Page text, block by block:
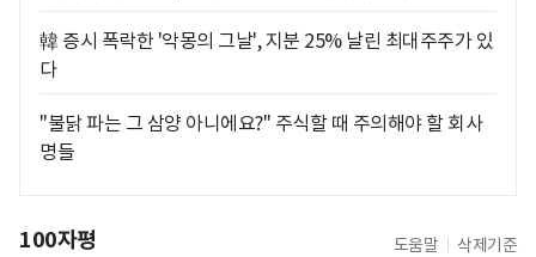
韓 증시 폭락한 '악몽의 그날', 지분 25% 날린 최대주주가 있
다
"불닭 파는 그 삼양 아니에요?" 주식할 때 주의해야 할 회사
명들
100자평 도움말 삭제기준